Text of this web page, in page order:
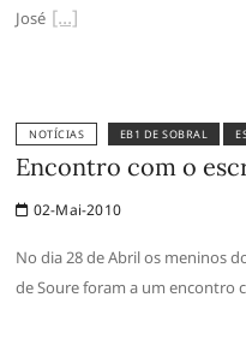
José
NOTÍCIAS EB1 DE SOBRAL
Encontro com o
02-Mai-2010
No dia 28 de Abril os meninos
de Soure foram a um encontro